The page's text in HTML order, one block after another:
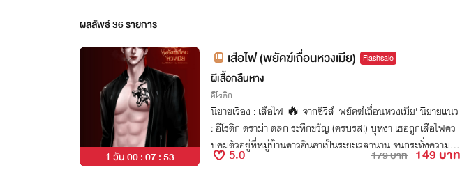
ผลลัพธ์36รายการ
1 วัน 00 : 07 : 52
เสือไฟ (พยัคฆ์เถื่อนหวงเมีย) Flashsale
ผีเสื้อกลืนหาง
อีโรติก
นิยายเรื่อง : เสือไฟ 🔥 จากซีรีส์ 'พยัคฆ์เถื่อนหวงเมีย' นิยายแนว
: อีโรติก ดราม่า ตลก ระทึกขวัญ (ครบรส!) บุหงา เธอถูกเสือไฟคว
บคุมตัวอยู่ที่หมู่บ้านดาวอินคาเป็นระยะเวลานาน จนกระทั่งความใก
ล้ชิดก่อตัวเป็นความรัก เธอดันหลงรักนักฆ่าอย่างเสือไฟ ทั้งๆที่เธอ
5.0 179 บาท 149 บาท